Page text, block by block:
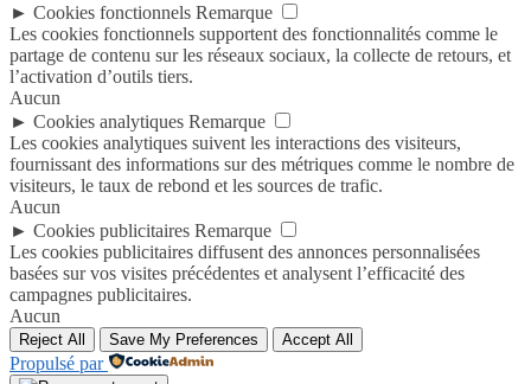
► Cookies fonctionnels Remarque
Les cookies fonctionnels supportent des fonctionnalités comme le
partage de contenu sur les réseaux sociaux, la collecte de retours, et
l’activation d’outils tiers.
Aucun
► Cookies analytiques Remarque
Les cookies analytiques suivent les interactions des visiteurs,
fournissant des informations sur des métriques comme le nombre de
visiteurs, le taux de rebond et les sources de trafic.
Aucun
► Cookies publicitaires Remarque
Les cookies publicitaires diffusent des annonces personnalisées
basées sur vos visites précédentes et analysent l’efficacité des
campagnes publicitaires.
Aucun
Reject All Save My Preferences Accept All
Propulsé par